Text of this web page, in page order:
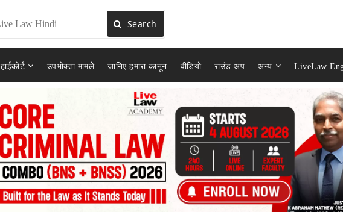
Search
हाईकोर्ट उपभोक्ता मामले जानिए हमारा कानून वीडियो राउंड अप अन्य LiveLaw